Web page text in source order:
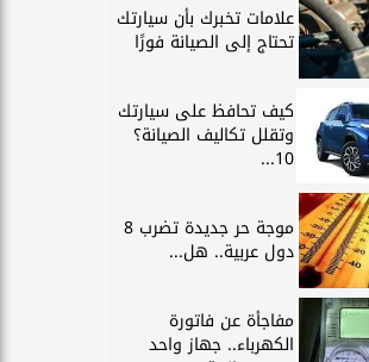
علامات تخبرك بأن سيارتك
تحتاج إلى الصيانة فورًا
كيف تحافظ على سيارتك
وتقلل تكاليف الصيانة؟
10...
موجة حر جديدة تضرب 8
دول عربية.. هل...
مفاجأة عن فاتورة
الكهرباء.. جهاز واحد